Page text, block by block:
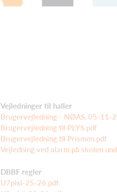
Vejledninger til haller
Brugervejledning - NØAS, 05-11-
Brugervejledning til PLYS.pdf
Brugervejledning til Prismen.pdf
Vejledning ved alarm på skolen
DBBF regler
U7pixi-25-26.pdf